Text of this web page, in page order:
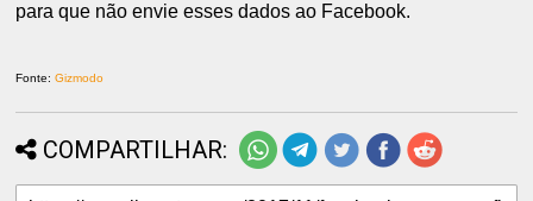
para que não envie esses dados ao Facebook.
Fonte:Gizmodo
COMPARTILHAR: